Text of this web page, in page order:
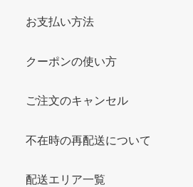
お支払い方法
クーポンの使い方
ご注文のキャンセル
不在時の再配送について
配送エリア一覧